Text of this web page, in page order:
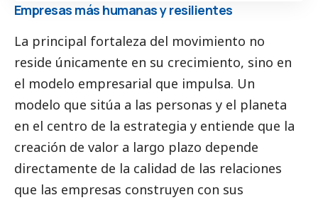
Empresas más humanas y resilientes
La principal fortaleza del movimiento no
reside únicamente en su crecimiento, sino en
el modelo empresarial que impulsa. Un
modelo que sitúa a las personas y el planeta
en el centro de la estrategia y entiende que la
creación de valor a largo plazo depende
directamente de la calidad de las relaciones
que las empresas construyen con sus